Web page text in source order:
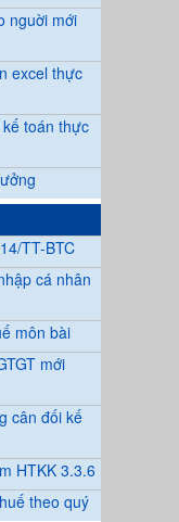
nguời mới
excel thực
toán thực
TT-BTC
cá nhân
môn bài
mới
cân đối kế
HTKK 3.3.6
theo quý